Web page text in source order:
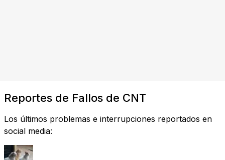
Reportes de Fallos de CNT
Los últimos problemas e interrupciones reportados en
social media: